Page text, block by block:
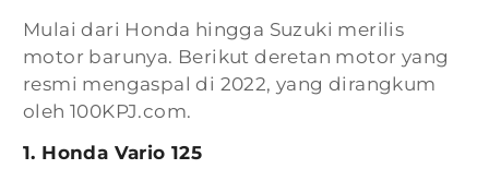
Mulai dari Honda hingga Suzuki merilis
motor barunya. Berikut deretan motor yang
resmi mengaspal di 2022, yang dirangkum
oleh 100KPJ.com.
1. Honda Vario 125